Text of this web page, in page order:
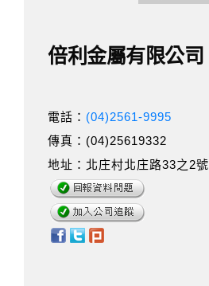
倍利金屬有限公司
電話： (04)2561-9995
傳真：(04)25619332
地址：北庄村北庄路33之2號